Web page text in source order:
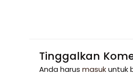
Tinggalkan
Anda harus masukuntuk